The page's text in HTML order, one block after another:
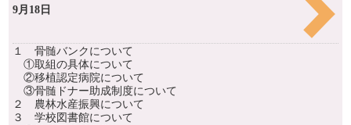
9月18日
１ 骨髄バンクについて
①取組の具体について
②移植認定病院について
③骨髄ドナー助成制度について
２ 農林水産振興について
３ 学校図書館について